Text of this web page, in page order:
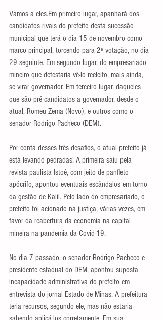
Vamos a eles.Em primeiro lugar, apanhará dos
candidatos rivais do prefeito desta sucessão
municipal que terá o dia 15 de novembro como
marco principal, torcendo para 2ª votação, no dia
29 seguinte. Em segundo lugar, do empresariado
mineiro que detestaria vê-lo reeleito, mais ainda,
se virar governador. Em terceiro lugar, daqueles
que são pré-candidatos a governador, desde o
atual, Romeu Zema (Novo), e outros como o
senador Rodrigo Pacheco (DEM).
Por conta desses três desafios, o atual prefeito já
está levando pedradas. A primeira saiu pela
revista paulista Istoé, com jeito de panfleto
apócrifo, apontou eventuais escândalos em torno
da gestão de Kalil. Pelo lado do empresariado, o
prefeito foi acionado na justiça, várias vezes, em
favor da reabertura da economia na capital
mineira na pandemia da Covid-19.
No dia 7 passado, o senador Rodrigo Pacheco e
presidente estadual do DEM, apontou suposta
incapacidade administrativa do prefeito em
entrevista do jornal Estado de Minas. A prefeitura
teria recursos, segundo ele, mas não estaria